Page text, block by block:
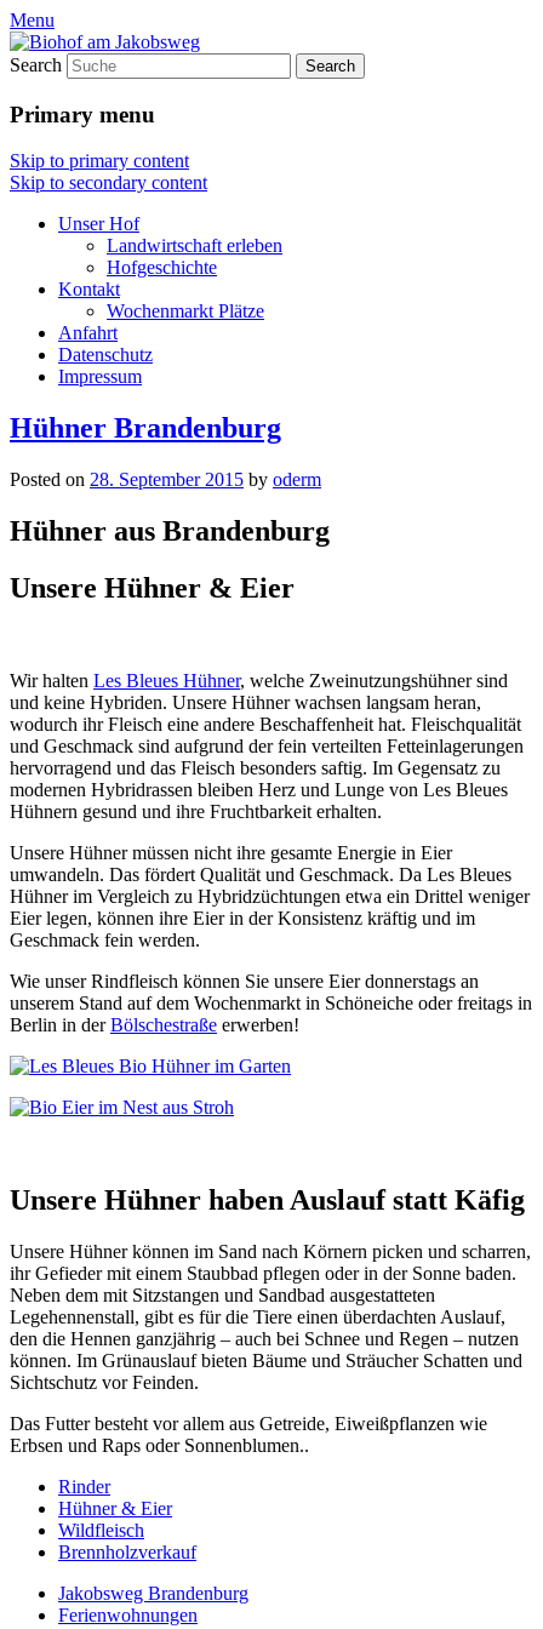
Menu
Search
Primary menu
Skip to primary content
Skip to secondary content
Unser Hof
Landwirtschaft erleben
Hofgeschichte
Kontakt
Wochenmarkt Plätze
Anfahrt
Datenschutz
Impressum
Hühner Brandenburg
Posted on 28. September 2015 by oderm
Hühner aus Brandenburg
Unsere Hühner & Eier
Wir halten Les Bleues Hühner, welche Zweinutzungshühner sind
und keine Hybriden. Unsere Hühner wachsen langsam heran,
wodurch ihr Fleisch eine andere Beschaffenheit hat. Fleischqualität
und Geschmack sind aufgrund der fein verteilten Fetteinlagerungen
hervorragend und das Fleisch besonders saftig. Im Gegensatz zu
modernen Hybridrassen bleiben Herz und Lunge von Les Bleues
Hühnern gesund und ihre Fruchtbarkeit erhalten.
Unsere Hühner müssen nicht ihre gesamte Energie in Eier
umwandeln. Das fördert Qualität und Geschmack. Da Les Bleues
Hühner im Vergleich zu Hybridzüchtungen etwa ein Drittel weniger
Eier legen, können ihre Eier in der Konsistenz kräftig und im
Geschmack fein werden.
Wie unser Rindfleisch können Sie unsere Eier donnerstags an
unserem Stand auf dem Wochenmarkt in Schöneiche oder freitags in
Berlin in derBölschestraße erwerben!
Unsere Hühner haben Auslauf statt Käfig
Unsere Hühner können im Sand nach Körnern picken und scharren,
ihr Gefieder mit einem Staubbad pflegen oder in der Sonne baden.
Neben dem mit Sitzstangen und Sandbad ausgestatteten
Legehennenstall, gibt es für die Tiere einen überdachten Auslauf,
den die Hennen ganzjährig – auch bei Schnee und Regen – nutzen
können. Im Grünauslauf bieten Bäume und Sträucher Schatten und
Sichtschutz vor Feinden.
Das Futter besteht vor allem aus Getreide, Eiweißpflanzen wie
Erbsen und Raps oder Sonnenblumen..
Rinder
Hühner & Eier
Wildfleisch
Brennholzverkauf
Jakobsweg Brandenburg
Ferienwohnungen